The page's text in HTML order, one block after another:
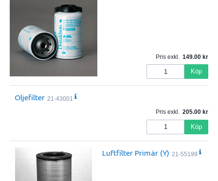
Pris exkl. 149.00
Köp
Oljefilter 21-43001
Pris exkl. 205.00
Köp
Luftfilter Primär (Y) 21-55199